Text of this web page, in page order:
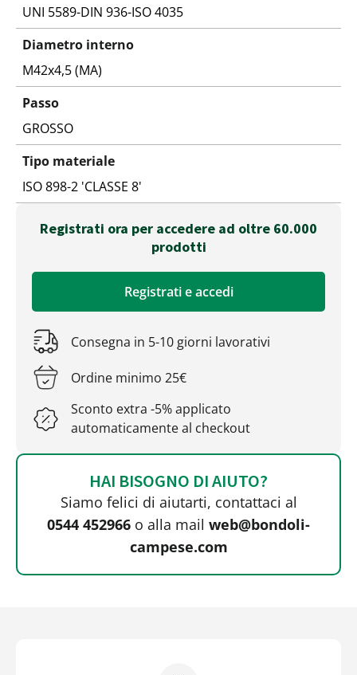
UNI 5589-DIN 936-ISO 4035
Diametro interno
M42x4,5 (MA)
Passo
GROSSO
Tipo materiale
ISO 898-2 'CLASSE 8'
Registrati ora per accedere ad oltre 60.000
prodotti
Registrati e accedi
Consegna in 5-10 giorni lavorativi
Ordine minimo 25€
Sconto extra -5% applicato
automaticamente al checkout
HAI BISOGNO DI AIUTO?
Siamo felici di aiutarti, contattaci al
0544 452966 o alla mail web@bondoli-
campese.com